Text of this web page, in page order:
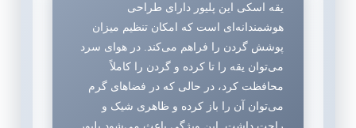
یقه اسکی این پلیور دارای طراحی
هوشمندانه‌ای است که امکان تنظیم میزان
پوشش گردن را فراهم می‌کند. در هوای سرد
می‌توان یقه را تا کرده و گردن را کاملاً
محافظت کرد، در حالی که در فضاهای گرم
می‌توان آن را باز کرده و ظاهری شیک و
راحت داشت. این ویژگی باعث می‌شود پلیور